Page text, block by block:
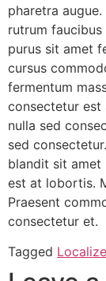
pharetra
rutrum
purus sit amet
cursus
fermentum
consectetur est
nulla sed
sed
blandit sit amet
est at lobortis.
Praesent
consectetur et.
Tagged